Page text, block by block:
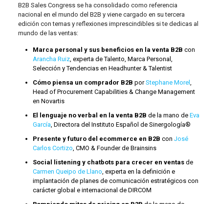
B2B Sales Congress se ha consolidado como referencia
nacional en el mundo del B2B y viene cargado en su tercera
edición con temas y reflexiones imprescindibles si te dedicas al
mundo de las ventas:
Marca personal y sus beneficios en la venta B2B con
Arancha Ruiz, experta de Talento, Marca Personal,
Selección y Tendencias en Headhunter & Talentist
Cómo piensa un comprador B2B porStephane Morel ,
Head of Procurement Capabilities & Change Management
en Novartis
El lenguaje no verbal en la venta B2B de la mano de Eva
García, Directora del Instituto Español de Sinergología®
Presente y futuro del ecommerce en B2B con José
Carlos Cortizo, CMO & Founder de Brainsins
Social listening y chatbots para crecer en ventasde
Carmen Queipo de Llano, experta en la definición e
implantación de planes de comunicación estratégicos con
carácter global e internacional de DIRCOM